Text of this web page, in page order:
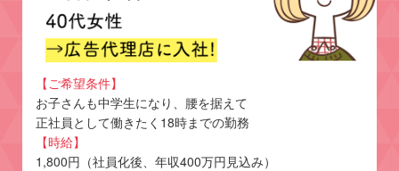
【ご希望条件】
お子さんも中学生になり、腰を据えて
正社員として働きたく18時までの勤務
【時給】
1,800円（社員化後、年収400万円見込み）